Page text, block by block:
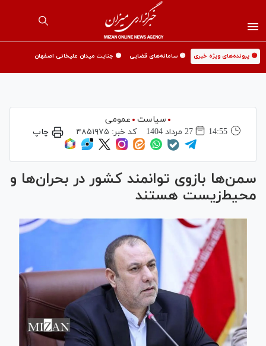
🟡 پرونده‌های ویژه خبری 🟡 سامانه‌های قضایی 🟡 جنایت میدان علیخانی اصفهان
سیاست
عمومی
14:55
27 مرداد 1404 کد خبر: ۴۸۵۱۹۷۵ چاپ
سمن‌ها بازوی توانمند کشور در بحران‌ها و
محیط‌زیست هستند